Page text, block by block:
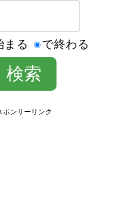
まる で終わる
ポンサーリンク